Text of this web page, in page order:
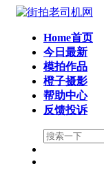
Home首页
今日最新
模拍作品
橙子摄影
帮助中心
反馈投诉